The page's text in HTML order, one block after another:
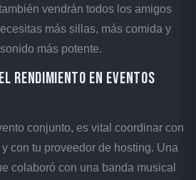
vendrán todos los amigos
más sillas, más comida y
más potente.
Rendimiento en Eventos
conjunto, es vital coordinar con
con tu proveedor de hosting. Una
colaboró con una banda musical